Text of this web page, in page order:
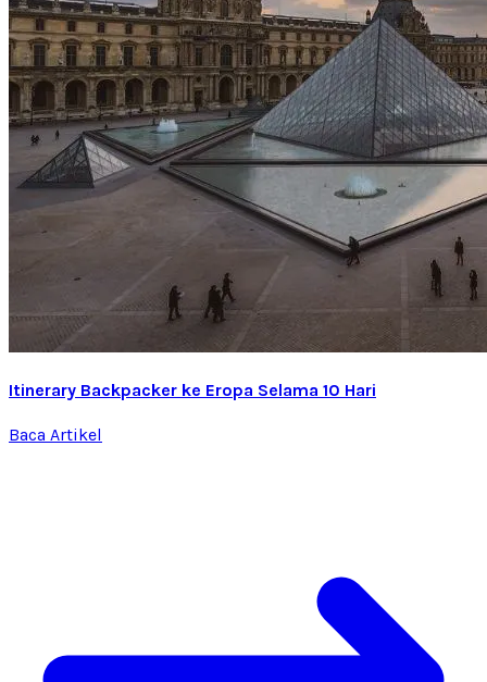
Itinerary Backpacker ke Eropa Selama 10 Hari
Baca Artikel